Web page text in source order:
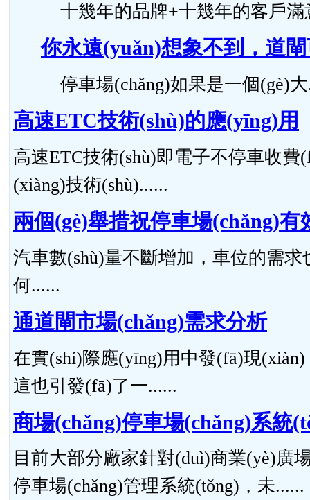
十幾年的品牌+十幾年的客戶滿
你永遠(yuǎn)想象不到，道
停車場(chǎng)如果是一個(gè)
高速ETC技術(shù)的應(yīng)用
高速ETC技術(shù)即電子不停車收
(xiàng)技術(shù)......
兩個(gè)舉措祝停車場(chǎng)有
汽車數(shù)量不斷增加，車位的需
何......
通道閘市場(chǎng)需求分析
在實(shí)際應(yīng)用中發(fā)現
這也引發(fā)了一......
商場(chǎng)停車場(chǎng)系統
目前大部分廠家針對(duì)商業(yè)廣
停車場(chǎng)管理系統(tǒng)，未......